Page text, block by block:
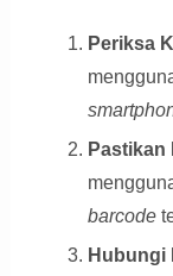
Periksa
Pastikan
barcode
Hubungi